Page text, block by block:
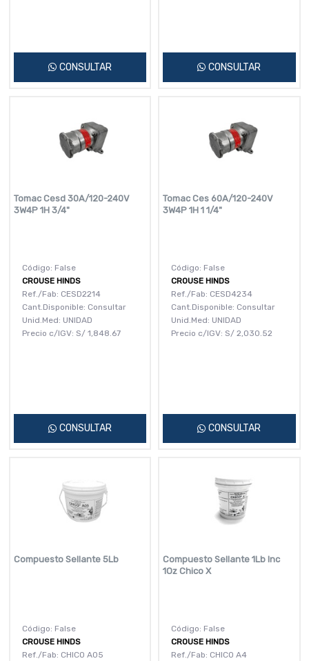
CONSULTAR CONSULTAR
Tomac Cesd 30A/120-240V
3W4P 1H 3/4"
Código: False
CROUSE HINDS
Ref./Fab: CESD2214
Cant.Disponible: Consultar
Unid.Med: UNIDAD
Precio c/IGV: S/ 1,848.67
CONSULTAR
Tomac Ces 60A/120-240V
3W4P 1H 1 1/4"
Código: False
CROUSE HINDS
Ref./Fab: CESD4234
Cant.Disponible: Consultar
Unid.Med: UNIDAD
Precio c/IGV: S/ 2,030.52
CONSULTAR
Compuesto Sellante 5Lb
Código: False
CROUSE HINDS
Ref./Fab: CHICO A05
Compuesto Sellante 1Lb Inc
1Oz Chico X
Código: False
CROUSE HINDS
Ref./Fab: CHICO A4